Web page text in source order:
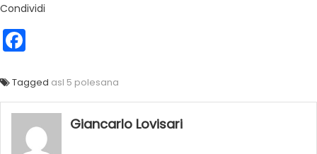
Condividi
Tagged asl 5 polesana
Giancarlo Lovisari